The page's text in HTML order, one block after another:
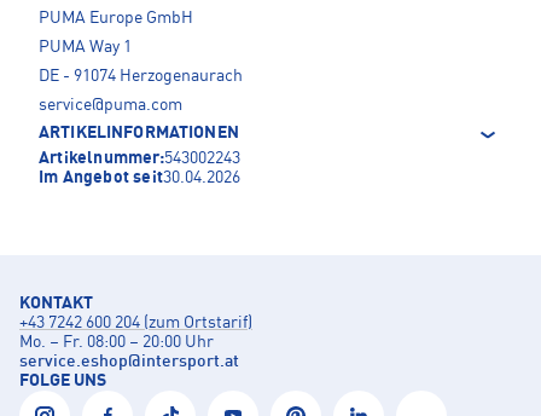
PUMA Europe GmbH
PUMA Way 1
DE - 91074 Herzogenaurach
service@puma.com
ARTIKELINFORMATIONEN
Artikelnummer:543002243
Im Angebot seit30.04.2026
KONTAKT
+43 7242 600 204 (zum Ortstarif)
Mo. – Fr. 08:00 – 20:00 Uhr
service.eshop@intersport.at
FOLGE UNS